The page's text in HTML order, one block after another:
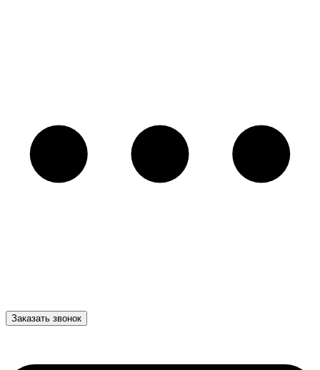
Заказать звонок